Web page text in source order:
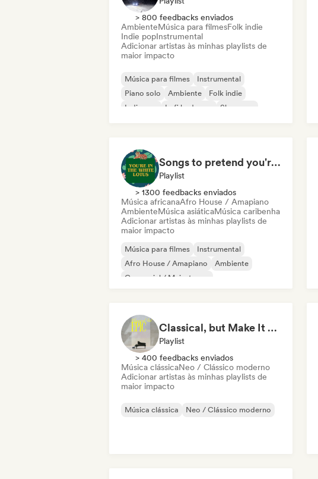
> 800 feedbacks enviados
AmbienteMúsica para filmesFolk indie
Indie popInstrumental
Adicionar artistas às minhas playlists de
maior impacto
Música para filmes
Instrumental
Piano solo
Ambiente
Folk indie
Indie pop
Lofi bedroom Shoegaze
Songs to pretend you're in The White Lotus
Playlist
> 1300 feedbacks enviados
Música africanaAfro House / Amapiano
AmbienteMúsica asiáticaMúsica caribenha
Adicionar artistas às minhas playlists de
maior impacto
Música para filmes
Instrumental
Afro House / Amapiano
Ambiente
Comercial / Mainstream
Classical, but Make It Epic
Playlist
> 400 feedbacks enviados
Música clássicaNeo / Clássico moderno
Adicionar artistas às minhas playlists de
maior impacto
Música clássica Neo / Clássico moderno